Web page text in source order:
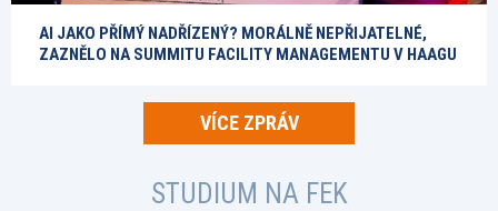
AI JAKO PŘÍMÝ NADŘÍZENÝ? MORÁLNĚ NEPŘIJATELNÉ,
ZAZNĚLO NA SUMMITU FACILITY MANAGEMENTU V HAAGU
VÍCE ZPRÁV
STUDIUM NA FEK